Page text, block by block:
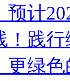
计
！践
更绿